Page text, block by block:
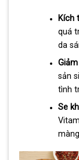
Kích
quá
da
sản
tình
Se